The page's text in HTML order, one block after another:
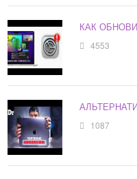
КАК
4553
1087